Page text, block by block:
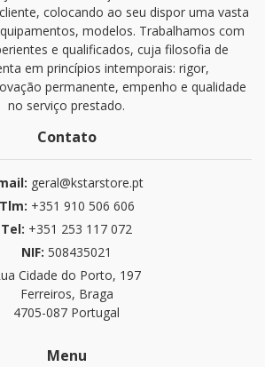
colocando ao seu dispor uma vasta
modelos. Trabalhamos com
e qualificados, cuja filosofia de
em princípios intemporais: rigor,
permanente, empenho e qualidade
no serviço prestado.
Contato
geral@kstarstore.pt
Tlm: +351 910 506 606
Tel: +351 253 117 072
NIF: 508435021
Cidade do Porto, 197
Ferreiros, Braga
4705-087 Portugal
Menu